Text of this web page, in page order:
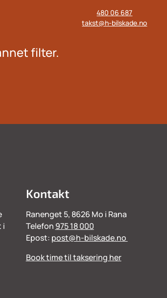
Mobil:
480 06 687
E-
takst@h-bilskade.no
filter.
i
Kontakt
Ranenget 5, 8626 Mo i Rana
Telefon 975 18 000
Epost: post@h-bilskade.no
Book time til taksering her